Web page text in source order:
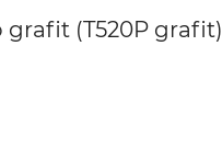
grafit (T520P grafit)